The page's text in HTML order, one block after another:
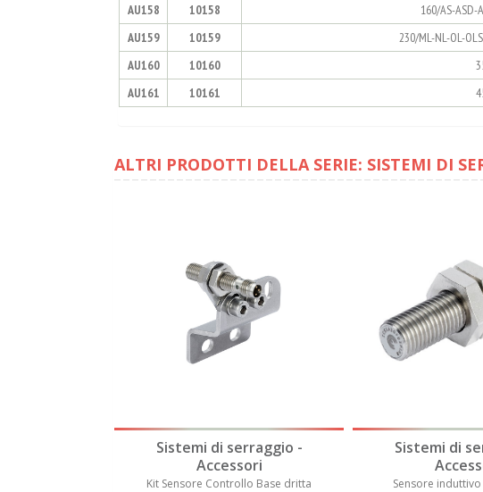
AU158
10158 160/AS-
AU159
10159 230/ML-NL-OL-
AU160
10160
AU161
10161
ALTRI PRODOTTI DELLA SERIE: SISTEMI DI
Sistemi di serraggio -
Accessori
Kit Sensore Controllo Base dritta
Sistemi di
Sensore